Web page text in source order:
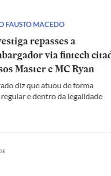
FAUSTO MACEDO
repasses a
via fintech
Master e MC Ryan
diz que atuou de forma
e dentro da legalidade